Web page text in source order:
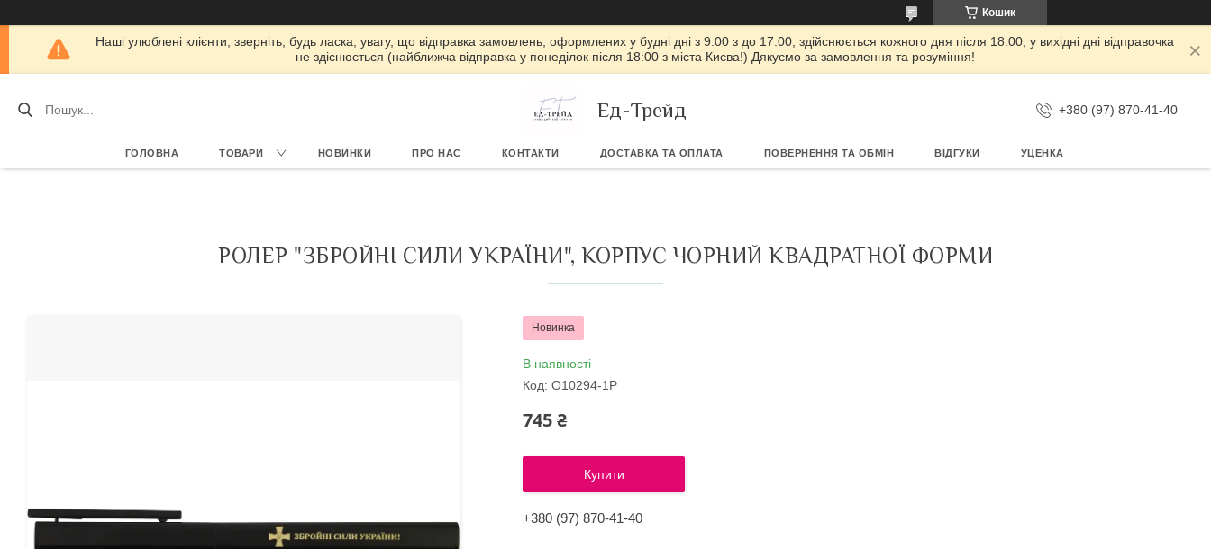
Кошик
Наші улюблені клієнти, зверніть, будь ласка, увагу, що відправка замовлень, оформлених у будні дні з 9:00 з до 17:00, здійснюється кожного дня після 18:00, у вихідні дні відправочка
не здіснюється (найближча відправка у понеділок після 18:00 з міста Києва!) Дякуємо за замовлення та розуміння!
Ед-Трейд +380 (97) 870-41-40
ГОЛОВНА ТОВАРИ НОВИНКИ ПРО НАС КОНТАКТИ ДОСТАВКА ТА ОПЛАТА ПОВЕРНЕННЯ ТА ОБМІН ВІДГУКИ УЦЕНКА
РОЛЕР "ЗБРОЙНІ СИЛИ УКРАЇНИ", КОРПУС ЧОРНИЙ КВАДРАТНОЇ ФОРМИ
Новинка
В наявності
Код: O10294-1P
745 ₴
Купити
+380 (97) 870-41-40